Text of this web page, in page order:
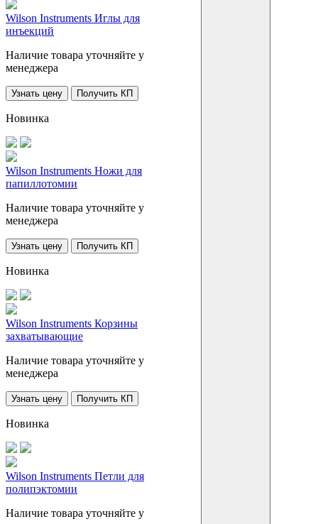
Wilson Instruments Иглы для
инъекций
Наличие товара уточняйте у
менеджера
Узнать цену Получить КП
Новинка
Wilson Instruments Ножи для
папиллотомии
Наличие товара уточняйте у
менеджера
Узнать цену Получить КП
Новинка
Wilson Instruments Корзины
захватывающие
Наличие товара уточняйте у
менеджера
Узнать цену Получить КП
Новинка
Wilson Instruments Петли для
полипэктомии
Наличие товара уточняйте у